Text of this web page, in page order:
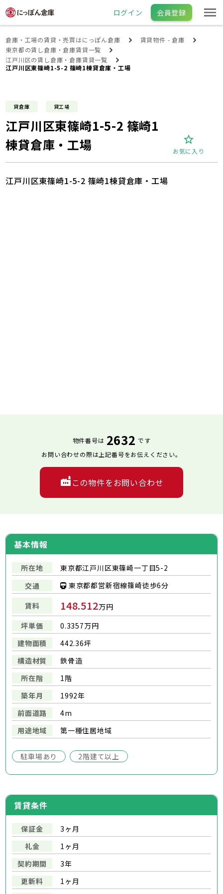
ログイン 会員登録
倉庫・工場の賃貸・売買はにっぽん倉庫
賃貸物件 - 倉庫
東京都の賃し倉庫・倉庫賃貸一覧
江戸川区の賃し倉庫・倉庫賃貸一覧
江戸川区東篠崎1-5-2 篠崎1棟貸倉庫・工場
貸倉庫 貸工場
江戸川区東篠崎1-5-2 篠崎1
棟貸倉庫・工場
お気に入り
基本情報
所在地
東京都江戸川区東篠崎一丁目5-2
交通
東京都都営新宿線篠崎徒歩6分
賃料 148.512万円
坪単価
0.3357万円
建物面積
442.36坪
構造材質
鉄骨造
所在階
1階
築年月
1992年
前面道路
4m
用途地域
第一種住居地域
駐車場あり 2階建て以上
江戸川区東篠崎1-5-2 篠崎1棟貸倉庫・工場
物件番号は 2632 です
お問い合わせの際は上記番号をお伝えください。
この物件をお問い合わせ
賃貸条件
保証金
3ヶ月
礼金
1ヶ月
契約期間
3年
更新料
1ヶ月